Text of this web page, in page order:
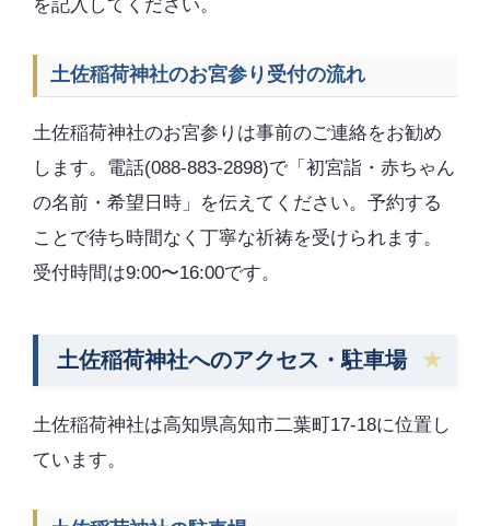
を記入してください。
土佐稲荷神社のお宮参り受付の流れ
土佐稲荷神社のお宮参りは事前のご連絡をお勧め
します。電話(088-883-2898)で「初宮詣・赤ちゃん
の名前・希望日時」を伝えてください。予約する
ことで待ち時間なく丁寧な祈祷を受けられます。
受付時間は9:00〜16:00です。
土佐稲荷神社へのアクセス・駐車場
土佐稲荷神社は高知県高知市二葉町17-18に位置し
ています。